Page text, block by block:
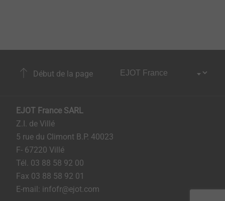
Début de la page
EJOT France SARL
Z.I. de Villé
5 rue du Climont B.P. 40023
F- 67220 Villé
Tél. 03 88 58 92 00
Fax 03 88 58 92 01
E-mail: infofr@ejot.com